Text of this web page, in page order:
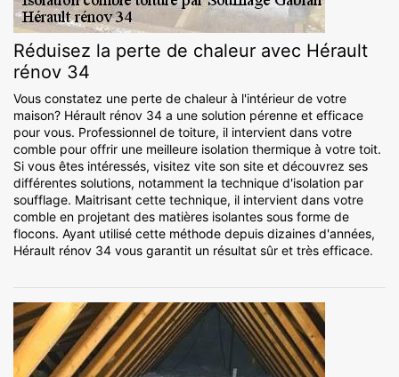
Réduisez la perte de chaleur avec Hérault
rénov 34
Vous constatez une perte de chaleur à l'intérieur de votre
maison? Hérault rénov 34 a une solution pérenne et efficace
pour vous. Professionnel de toiture, il intervient dans votre
comble pour offrir une meilleure isolation thermique à votre toit.
Si vous êtes intéressés, visitez vite son site et découvrez ses
différentes solutions, notamment la technique d'isolation par
soufflage. Maitrisant cette technique, il intervient dans votre
comble en projetant des matières isolantes sous forme de
flocons. Ayant utilisé cette méthode depuis dizaines d'années,
Hérault rénov 34 vous garantit un résultat sûr et très efficace.